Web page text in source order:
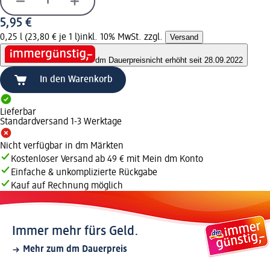
5,95 €
0,25 l (23,80 € je 1 l)inkl. 10% MwSt. zzgl. Versand
dm Dauerpreisnicht erhöht seit 28.09.2022
In den Warenkorb
Lieferbar
Standardversand 1-3 Werktage
Nicht verfügbar in dm Märkten
Kostenloser Versand ab 49 € mit Mein dm Konto
Einfache & unkomplizierte Rückgabe
Kauf auf Rechnung möglich
Immer mehr fürs Geld.
Mehr zum dm Dauerpreis